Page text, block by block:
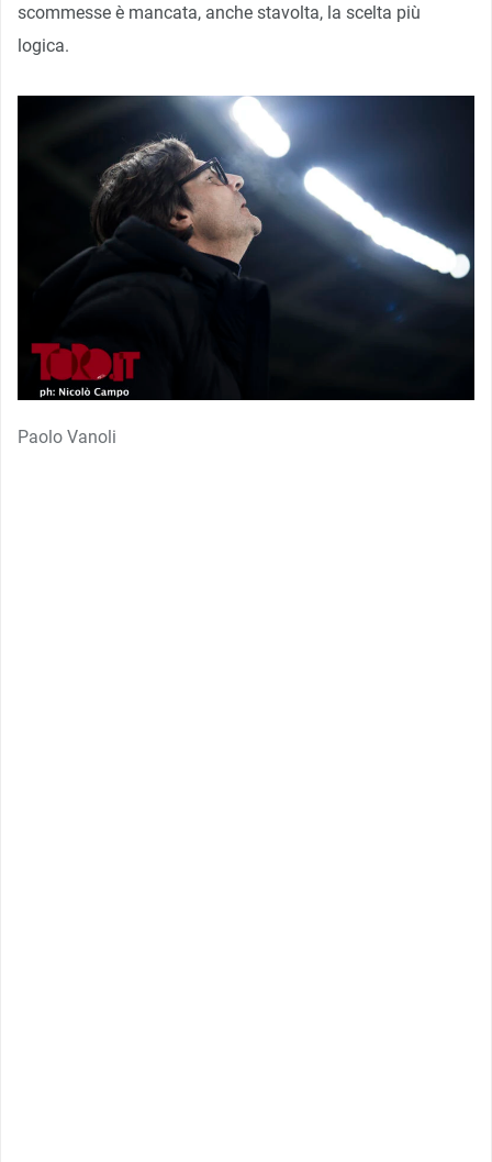
scommesse è mancata, anche stavolta, la scelta più
logica.
Paolo Vanoli